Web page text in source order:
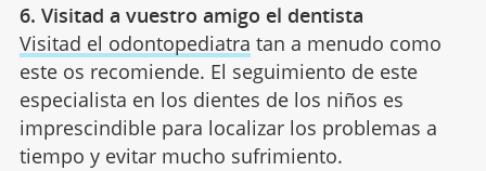
6. Visitad a vuestro amigo el dentista
Visitad el odontopediatra tan a menudo como
este os recomiende. El seguimiento de este
especialista en los dientes de los niños es
imprescindible para localizar los problemas a
tiempo y evitar mucho sufrimiento.